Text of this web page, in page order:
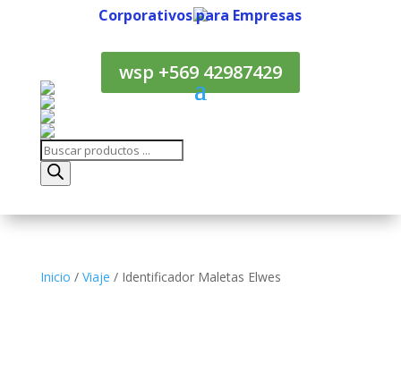
Corporativos para Empresas
wsp +569 42987429
Búsqueda
de
productos
Inicio / Viaje / Identificador Maletas Elwes